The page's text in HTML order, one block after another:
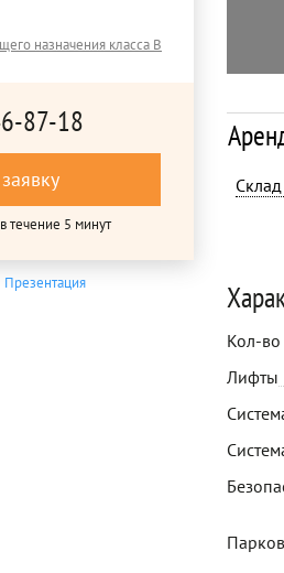
назначения класса B
87-18
течение 5 минут
Презентация
Кол-во
Лифты